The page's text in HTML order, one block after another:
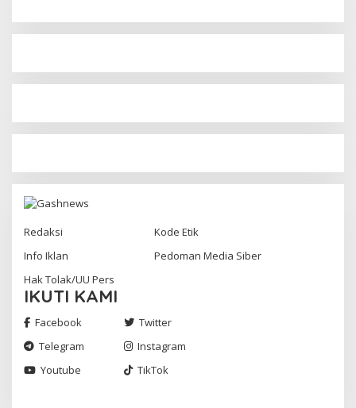
Redaksi
Kode Etik
Info Iklan
Pedoman Media Siber
Hak Tolak/UU Pers
IKUTI KAMI
Facebook
Twitter
Telegram
Instagram
Youtube
TikTok